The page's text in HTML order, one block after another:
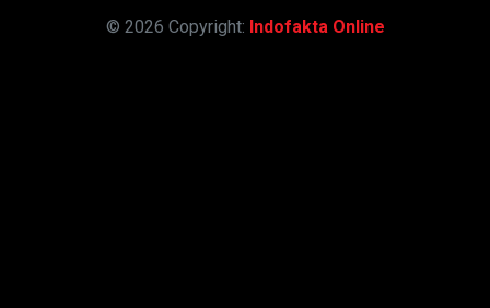
© 2026 Copyright: Indofakta Online